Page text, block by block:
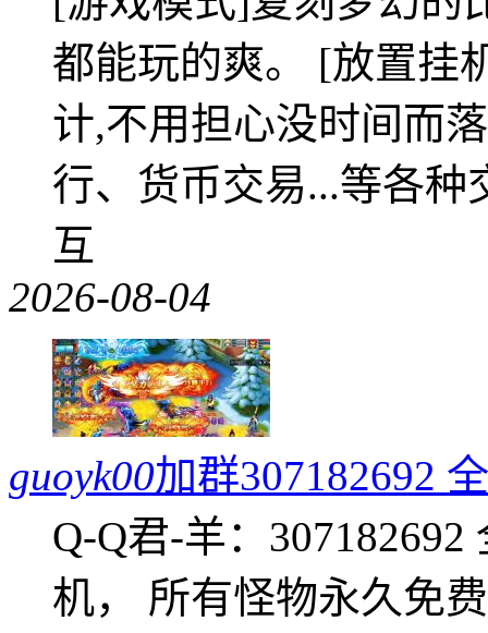
都能玩的爽。 [放置挂
计,不用担心没时间而
行、货币交易...等各
互
2026-08-04
guoyk00加群307182692
Q-Q君-羊：
机， 所有怪物永久免